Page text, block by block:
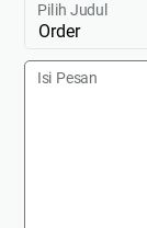
Pilih Judul
Isi Pesan